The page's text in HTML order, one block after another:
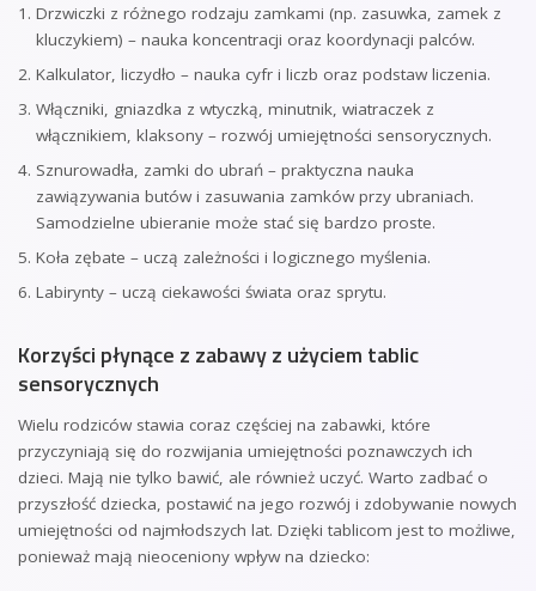
Drzwiczki z różnego rodzaju zamkami (np. zasuwka, zamek z
kluczykiem) – nauka koncentracji oraz koordynacji palców.
Kalkulator, liczydło – nauka cyfr i liczb oraz podstaw liczenia.
Włączniki, gniazdka z wtyczką, minutnik, wiatraczek z
włącznikiem, klaksony – rozwój umiejętności sensorycznych.
Sznurowadła, zamki do ubrań – praktyczna nauka
zawiązywania butów i zasuwania zamków przy ubraniach.
Samodzielne ubieranie może stać się bardzo proste.
Koła zębate – uczą zależności i logicznego myślenia.
Labirynty – uczą ciekawości świata oraz sprytu.
Korzyści płynące z zabawy z użyciem tablic
sensorycznych
Wielu rodziców stawia coraz częściej na zabawki, które
przyczyniają się do rozwijania umiejętności poznawczych ich
dzieci. Mają nie tylko bawić, ale również uczyć. Warto zadbać o
przyszłość dziecka, postawić na jego rozwój i zdobywanie nowych
umiejętności od najmłodszych lat. Dzięki tablicom jest to możliwe,
ponieważ mają nieoceniony wpływ na dziecko: